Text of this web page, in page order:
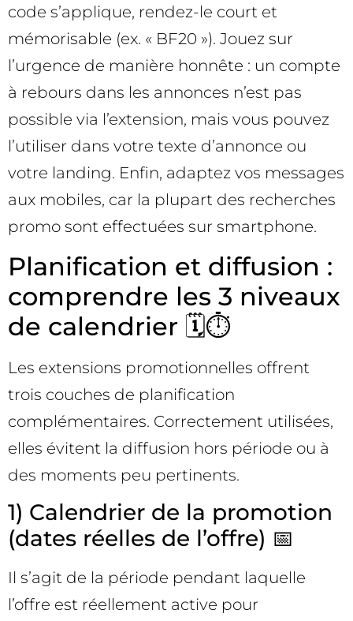
code s’applique, rendez-le court et
mémorisable (ex. « BF20 »). Jouez sur
l’urgence de manière honnête : un compte
à rebours dans les annonces n’est pas
possible via l’extension, mais vous pouvez
l’utiliser dans votre texte d’annonce ou
votre landing. Enfin, adaptez vos messages
aux mobiles, car la plupart des recherches
promo sont effectuées sur smartphone.
Planification et diffusion :
comprendre les 3 niveaux
de calendrier 🗓️⏱️
Les extensions promotionnelles offrent
trois couches de planification
complémentaires. Correctement utilisées,
elles évitent la diffusion hors période ou à
des moments peu pertinents.
1) Calendrier de la promotion
(dates réelles de l’offre) 📅
Il s’agit de la période pendant laquelle
l’offre est réellement active pour